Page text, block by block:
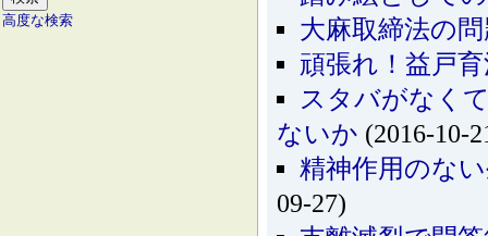
高度な検索
大麻取締法の
頑張れ！益戸
スタバがなく
ないか (2016-10-
精神作用のな
09-27)